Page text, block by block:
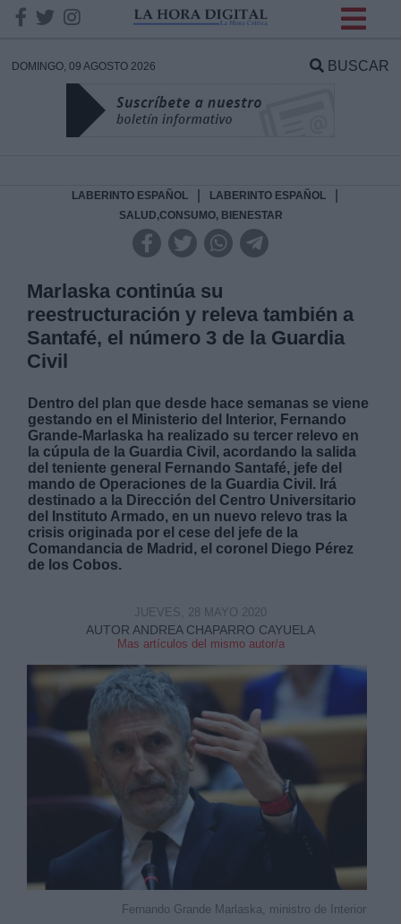
DOMINGO, 09 AGOSTO 2026 BUSCAR
LABERINTO ESPAÑOL LABERINTO ESPAÑOL
SALUD,CONSUMO, BIENESTAR
Marlaska continúa su
reestructuración y releva también a
Santafé, el número 3 de la Guardia
Civil
Dentro del plan que desde hace semanas se viene
gestando en el Ministerio del Interior, Fernando
Grande-Marlaska ha realizado su tercer relevo en
la cúpula de la Guardia Civil, acordando la salida
del teniente general Fernando Santafé, jefe del
mando de Operaciones de la Guardia Civil. Irá
destinado a la Dirección del Centro Universitario
del Instituto Armado, en un nuevo relevo tras la
crisis originada por el cese del jefe de la
Comandancia de Madrid, el coronel Diego Pérez
de los Cobos.
AUTOR ANDREA CHAPARRO CAYUELA
Mas artículos del mismo autor/a
JUEVES, 28 MAYO 2020
Fernando Grande Marlaska, ministro de Interior
DATOS
Responsable:
Destinatarios:
Derechos: